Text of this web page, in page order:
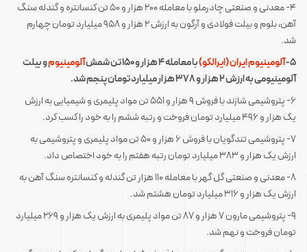
4- معدنی و صنعتی چادرملو با معامله 200 هزار و 50 تن کنسانتره و گندله سنگ
آهن، بلوم و بیلت فولادی و آرگون به ارزش 2 هزار و 958 میلیارد تومان چهارم
شد.
5- آلومینیوم ایران (ایرالکو)با معامله 4 هزار و 150 تن شمش آلومینیومو بیلت
آلومینیومی به ارزش 2 هزار و 378 هزار میلیارد تومان پنجم شد.
6- پتروشیمی شازند با فروش 9 هزار و 551 تن مواد پلیمری و شیمیایی به ارزش
یک هزار و 496 میلیارد تومان فروخت و رتبه ششم را به خود را کسب کرد.
7- پتروشیمی تندگویان با فروش 6 هزار و 50 تن مواد پلیمری و پتروشیمی به
ارزش یک هزار و 383 میلیارد تومان رتبه هفتم را به خود اختصاص داد.
8- معدنی و صنعتی گل گهر با معامله 110 هزار تن گندله و کنسانتره سنگ آهن به
ارزش یک هزار و 316 میلیارد تومان هشتم شد.
9- پتروشیمی مارون 7 هزار و 87 تن مواد پلیمری به ارزش یک هزار و 269 میلیارد
تومان فروخت و نهم شد.